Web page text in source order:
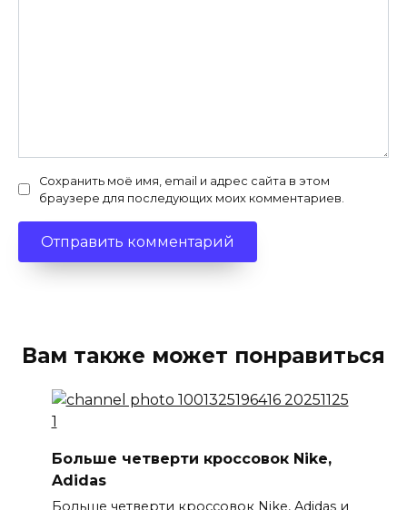
Сохранить моё имя, email и адрес сайта в этом
браузере для последующих моих комментариев.
Вам также может понравиться
Больше четверти кроссовок Nike,
Adidas
Больше четверти кроссовок Nike, Adidas и